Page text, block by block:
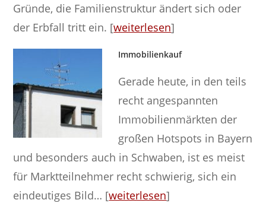
Gründe, die Familienstruktur ändert sich oder
der Erbfall tritt ein. [weiterlesen]
Immobilienkauf
Gerade heute, in den teils
recht angespannten
Immobilienmärkten der
großen Hotspots in Bayern
und besonders auch in Schwaben, ist es meist
für Marktteilnehmer recht schwierig, sich ein
eindeutiges Bild… [weiterlesen]